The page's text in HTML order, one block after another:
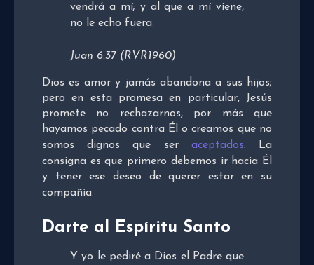
vendrá a mí; y al que a mí viene,
no le echo fuera.
Juan 6:37 (RVR1960)
Dios es amor y jamás abandona a sus hijos;
pero en esta promesa en particular, Jesús
promete no rechazarnos, por más que
hayamos pecado contra Él o creamos que no
somos dignos que ser aceptados. La
consigna es que primero debemos ir hacia Él
y tener ese deseo de querer estar en su
compañía.
Darte al Espíritu Santo
Y yo le pediré a Dios el Padre que